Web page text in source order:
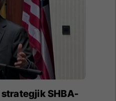
SHBA-